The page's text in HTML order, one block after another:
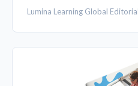
Lumina Learning Global